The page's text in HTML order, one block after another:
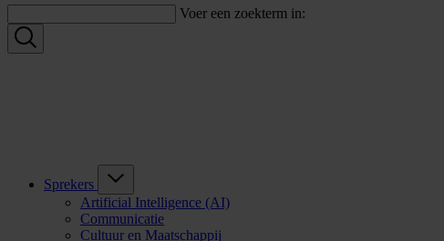
Voer een zoekterm in:
Sprekers
Artificial Intelligence (AI)
Communicatie
Cultuur en Maatschappij